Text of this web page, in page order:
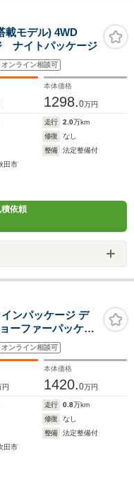
モデル) 4WD
ナイトパッケージ
オンライン相談可
本体価格
1298.0万円
走行 2.0万km
修復
なし
整備
法定整備付
田市
依頼
ンパッケージ デ
ーファーパッケー
ジ オパリスホワ
メーカー保証2年
オンライン相談可
円
本体価格
1420.0万円
走行 0.8万km
修復
なし
整備
法定整備付
田市